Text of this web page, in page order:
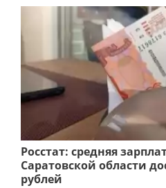
Росстат: средняя
Саратовской области
рублей